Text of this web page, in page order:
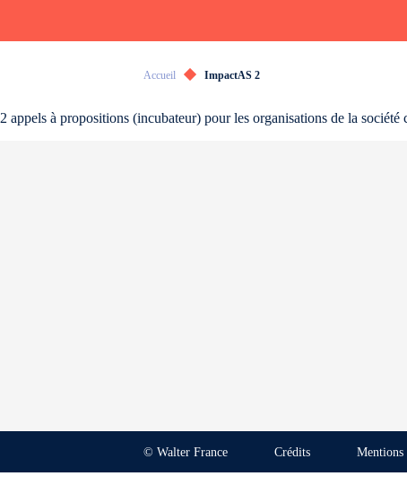
Accueil ImpactAS 2
2 appels à propositions (incubateur) pour les organisations de la
© Walter France Crédits Mentions